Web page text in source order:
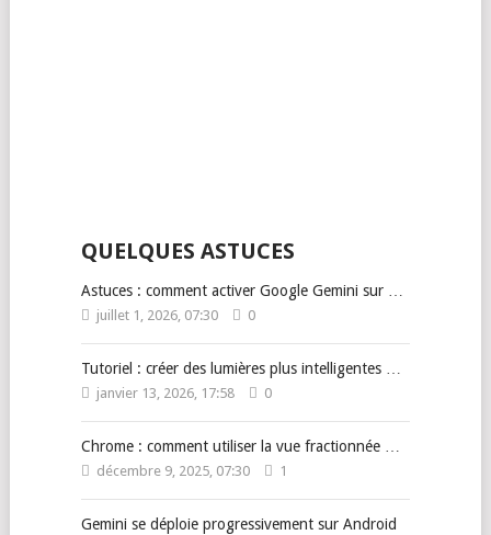
QUELQUES ASTUCES
Astuces : comment activer Google Gemini sur …
juillet 1, 2026, 07:30 0
Tutoriel : créer des lumières plus intelligentes …
janvier 13, 2026, 17:58 0
Chrome : comment utiliser la vue fractionnée …
décembre 9, 2025, 07:30 1
Gemini se déploie progressivement sur Android